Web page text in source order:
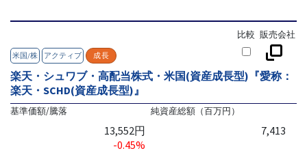
米国/株 アクティブ 成長
比較 販売会社
楽天・シュワブ・高配当株式・米国(資産成長型)『愛称：
楽天・SCHD(資産成長型)』
基準価額/騰落
13,552円
-0.45%
純資産総額（百万円）
7,413